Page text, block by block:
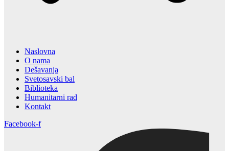
Naslovna
O nama
Dešavanja
Svetosavski bal
Biblioteka
Humanitarni rad
Kontakt
Facebook-f